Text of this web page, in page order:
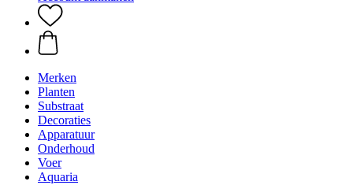
Merken
Planten
Substraat
Decoraties
Apparatuur
Onderhoud
Voer
Aquaria